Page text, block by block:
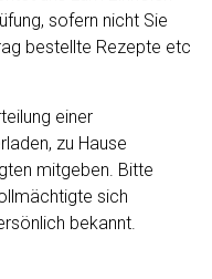
sofern nicht Sie
bestellte Rezepte etc
einer
zu Hause
mitgeben. Bitte
sich
bekannt.